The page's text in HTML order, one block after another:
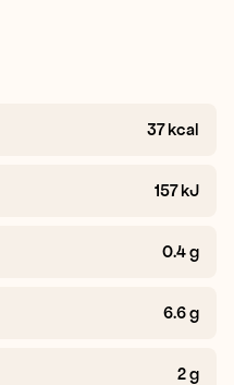
37 kcal
157 kJ
0.4g
6.6g
2g